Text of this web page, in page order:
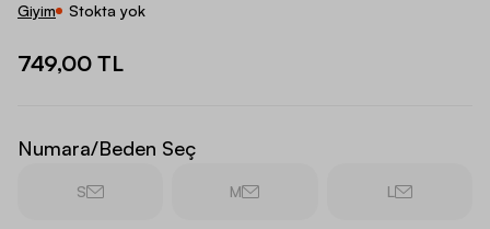
Giyim Stokta yok
749,00 TL
Numara/Beden Seç
S M L